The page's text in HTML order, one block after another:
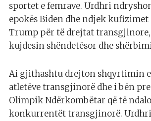
sportet e femrave. Urdhri
epokës Biden dhe ndjek kufizimet
Trump për të drejtat
kujdesin shëndetësor dhe
Ai gjithashtu drejton shqyrtimin e
atletëve transgjinorë dhe i bën
Olimpik Ndërkombëtar që të
konkurrentët transgjinorë.